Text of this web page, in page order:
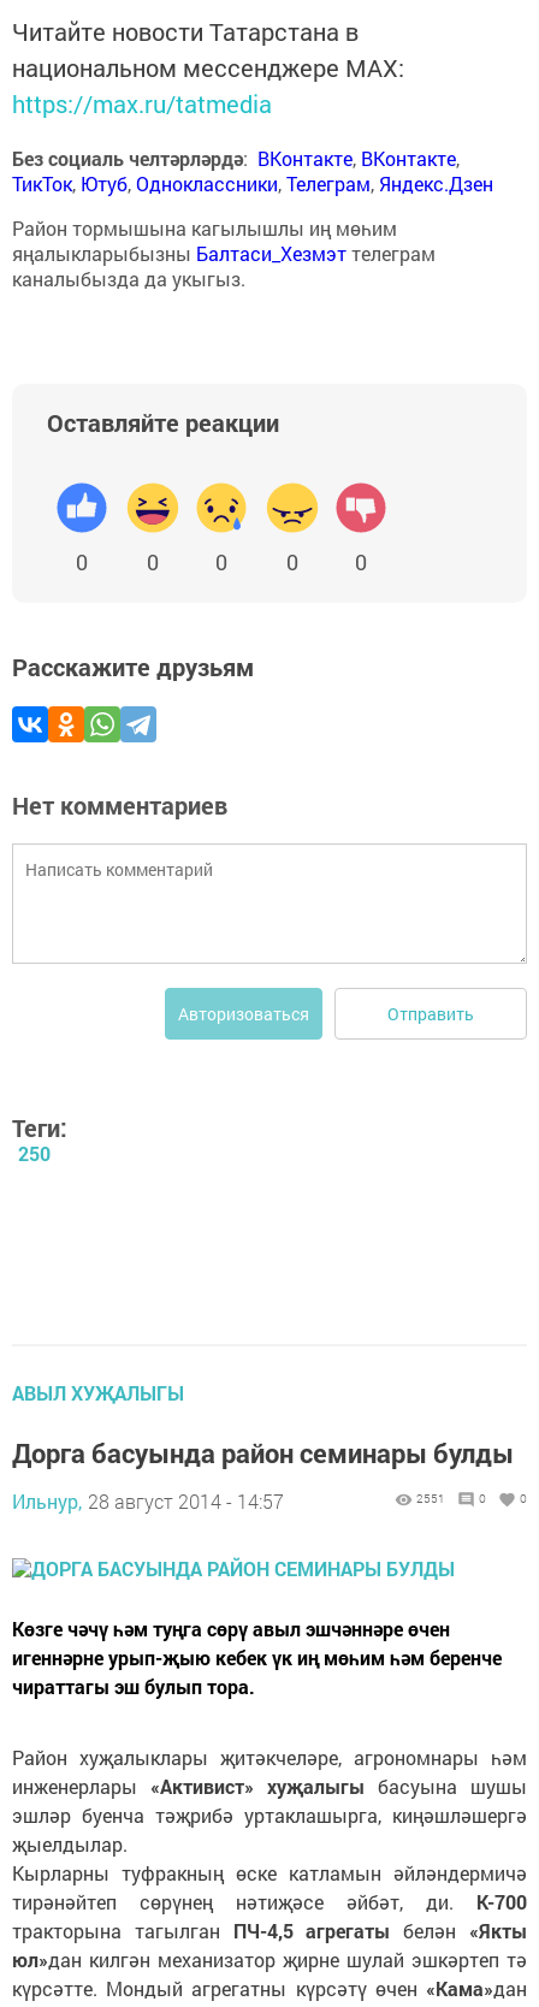
Читайте новости Татарстана в
национальном мессенджере MАХ:
https://max.ru/tatmedia
Без социаль челтәрләрдә: ВКонтакте, ВКонтакте,
ТикТок, Ютуб,Одноклассники,Телеграм, Яндекс.Дзен
Район тормышына кагылышлы иң мөһим
яңалыкларыбызны Балтаси_Хезмэттелеграм
каналыбызда да укыгыз.
Оставляйте реакции
0 0 0 0 0
Расскажите друзьям
Нет комментариев
Авторизоваться Отправить
Теги:
250
АВЫЛ ХУҖАЛЫГЫ
Дорга басуында район семинары булды
Ильнур, 28 август 2014 - 14:57 2551 0 0
Көзге чәчү һәм туңга сөрү авыл эшчәннәре өчен
игеннәрне урып-җыю кебек үк иң мөһим һәм беренче
чираттагы эш булып тора.
Район хуҗалыклары җитәкчеләре, агрономнары һәм
инженерлары «Активист» хуҗалыгы басуына шушы
эшләр буенча тәҗрибә уртаклашырга, киңәшләшергә
җыелдылар.
Кырларны туфракның өске катламын әйләндермичә
тирәнәйтеп сөрүнең нәтиҗәсе әйбәт, ди. К-700
тракторына тагылган ПЧ-4,5 агрегаты белән «Якты
юл»дан килгән механизатор җирне шулай эшкәртеп тә
күрсәтте. Мондый агрегатны күрсәтү өчен «Кама»дан